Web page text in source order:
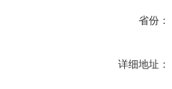
省份：
详细地址：